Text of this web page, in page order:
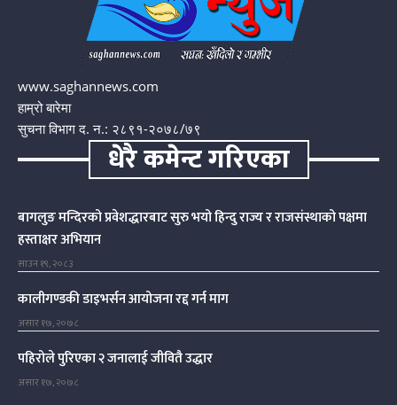
www.saghannews.com
हाम्रो बारेमा
सुचना विभाग द. न.: २८९१-२०७८/७९
धेरै कमेन्ट गरिएका
बागलुङ मन्दिरको प्रवेशद्धारबाट सुरु भयो हिन्दु राज्य र राजसंस्थाको पक्षमा
हस्ताक्षर अभियान
साउन १९, २०८३
कालीगण्डकी डाइभर्सन आयोजना रद्द गर्न माग
असार १७, २०७८
पहिरोले पुरिएका २ जनालाई जीवितै उद्धार
असार १७, २०७८